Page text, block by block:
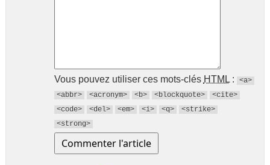
Vous pouvez utiliser ces mots-clés HTML:
<a>
<abbr>
<acronym> <b> <blockquote>
<cite>
<code>
<del> <em> <i> <q>
<strike>
<strong>